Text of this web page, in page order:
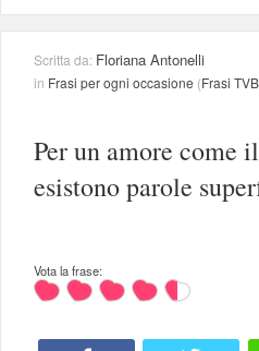
Scritta da: Floriana Antonelli
in Frasi per ogni occasione (Frasi TVB
Per un amore come
esistono parole
Vota la frase: